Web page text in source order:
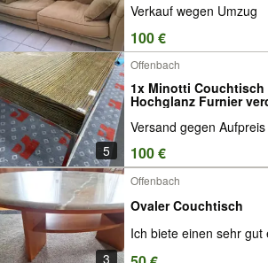
Verkauf wegen Umzug
100 €
5
Offenbach
1x Minotti
Hochglanz Furnier
gebraucht
Versand gegen
100 €
3
Offenbach
Ovaler Couchtisch
Ich biete einen sehr gut